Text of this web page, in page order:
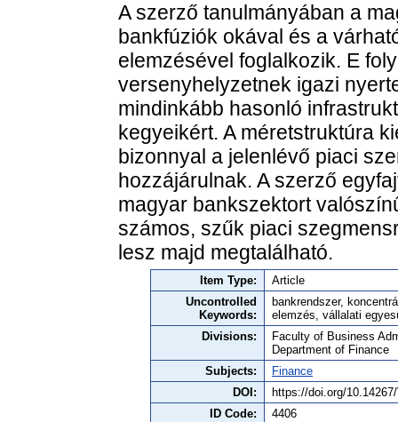
A szerző tanulmányában a
bankfúziók okával és a
elemzésével foglalkozik. E
versenyhelyzetnek igazi
mindinkább hasonló
kegyeikért. A méretstruktúra
bizonnyal a jelenlévő piaci
hozzájárulnak. A szerző
magyar bankszektort
számos, szűk piaci
lesz majd megtalálható.
Item Type:
Article
Uncontrolled
Keywords:
bankrendszer,
elemzés, vállalati
Divisions:
Faculty of Business
Department of Finance
Subjects:
Finance
DOI:
https://doi.org/
ID Code:
4406